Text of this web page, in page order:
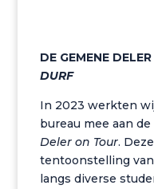
DE GEMENE
DURF
In 2023 werkten
bureau mee aan
Deler on Tour.
tentoonstelling
langs diverse